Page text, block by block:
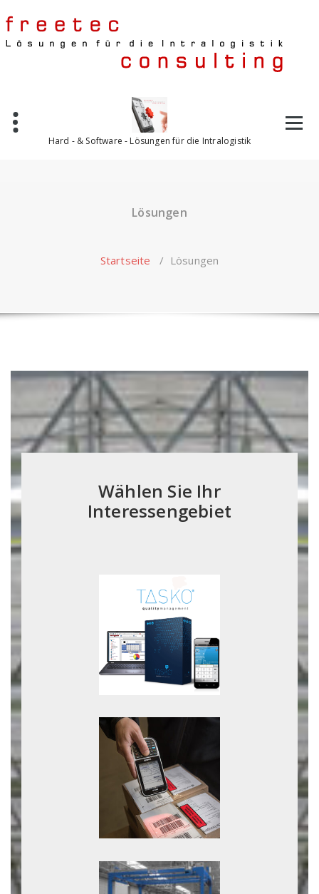
to
content
Hard - & Software - Lösungen für die Intralogistik
Lösungen
Startseite / Lösungen
Wählen Sie Ihr
Interessengebiet